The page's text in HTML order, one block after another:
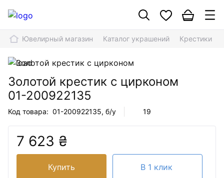
Ювелирный магазин Каталог украшений Крестики
Золотой крестик с цирконом
01-200922135
Код товара: 01-200922135, б/у 19
7 623 ₴
Купить В 1 клик